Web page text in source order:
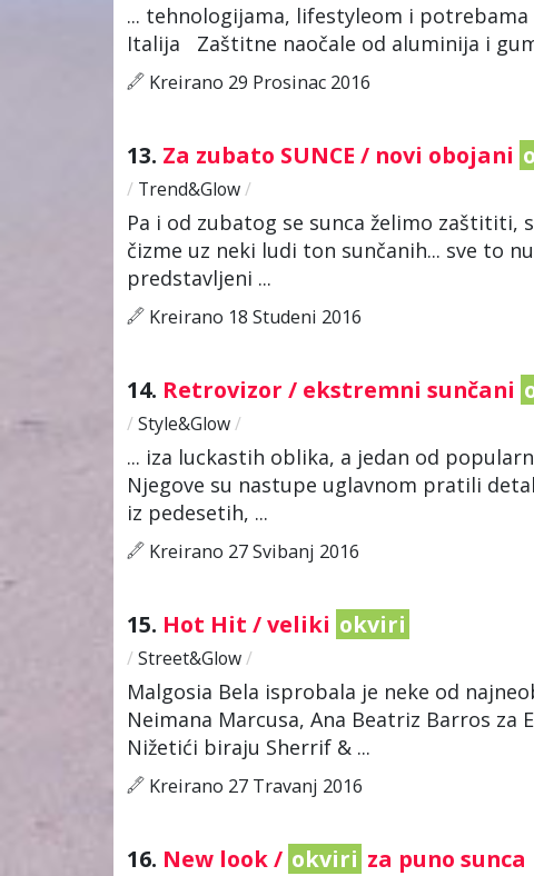
... tehnologijama, lifestyleom i potrebama
Italija Zaštitne naočale od aluminija i
Kreirano 29 Prosinac 2016
13. Za zubato SUNCE / novi obojani
/ Trend&Glow/
Pa i od zubatog se sunca želimo zaštititi,
čizme uz neki ludi ton sunčanih... sve to
predstavljeni ...
Kreirano 18 Studeni 2016
14. Retrovizor / ekstremni sunčani
/ Style&Glow/
... iza luckastih oblika, a jedan od
Njegove su nastupe uglavnom pratili
iz pedesetih, ...
Kreirano 27 Svibanj 2016
15. Hot Hit / veliki okviri
/ Street&Glow/
Malgosia Bela isprobala je neke od
Neimana Marcusa, Ana Beatriz Barros
Nižetići biraju Sherrif & ...
Kreirano 27 Travanj 2016
16. New look / okviri za puno sunca